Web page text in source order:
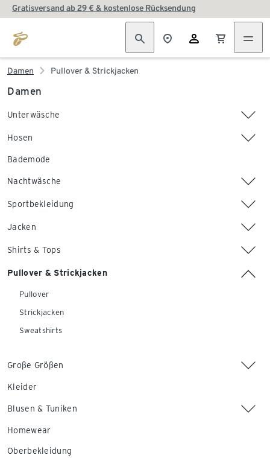
Gratisversand ab 29 € & kostenlose Rücksendung
Damen Pullover & Strickjacken
Damen
Unterwäsche
Hosen
Bademode
Nachtwäsche
Sportbekleidung
Jacken
Shirts & Tops
Pullover & Strickjacken
Pullover
Strickjacken
Sweatshirts
Große Größen
Kleider
Blusen & Tuniken
Homewear
Oberbekleidung